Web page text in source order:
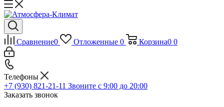
Сравнение0 Отложенные 0 Корзина0 0
Телефоны
+7 (930) 821-21-11 Звоните с 9:00 до 20:00
Заказать звонок